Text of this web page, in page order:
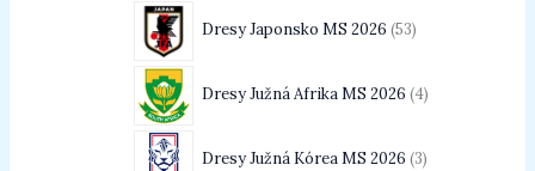
Dresy Japonsko MS 2026 53
Dresy Južná Afrika MS 2026 4
Dresy Južná Kórea MS 2026 3